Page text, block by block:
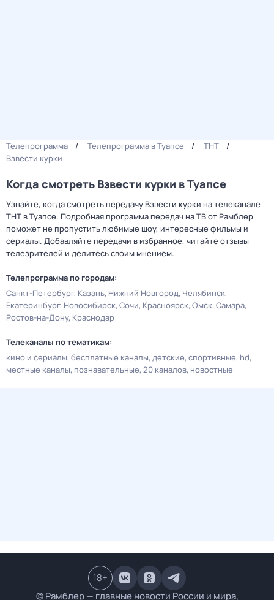
Телепрограмма Телепрограмма в Туапсе
ТНТ
Взвести курки
Когда смотреть Взвести курки в Туапсе
Узнайте, когда смотреть передачу Взвести курки на телеканале
ТНТ в Туапсе. Подробная программа передач на ТВ от Рамблер
поможет не пропустить любимые шоу, интересные фильмы и
сериалы. Добавляйте передачи в избранное, читайте отзывы
телезрителей и делитесь своим мнением.
Телепрограмма по городам:
Санкт-Петербург Казань Нижний Новгород Челябинск
Екатеринбург Новосибирск Сочи Красноярск Омск Самара
Ростов-на-Дону Краснодар
Телеканалы по тематикам:
кино и сериалы бесплатные каналы детские спортивные hd
местные каналы познавательные 20 каналов новостные
© Рамблер — главные новости России и мира,
18+